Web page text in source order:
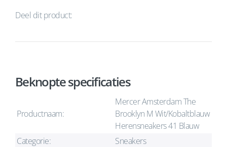
Deel dit product:
Beknopte specificaties
Productnaam:
Mercer Amsterdam The
Brooklyn M Wit/Kobaltblauw
Herensneakers 41 Blauw
Categorie:
Sneakers